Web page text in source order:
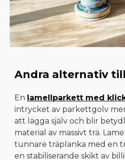
Andra alternativ
En lamellparkett med
intrycket av parkettgolv
att lägga själv och blir
material av massivt trä.
tunnare träplanka med en
en stabiliserande skikt av